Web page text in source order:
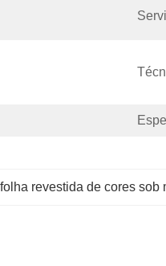
folha revestida de cores sob